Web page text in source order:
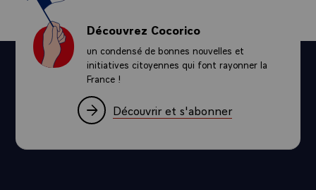
Découvrez Cocorico
un condensé de bonnes nouvelles et
initiatives citoyennes qui font rayonner la
France !
Découvrir et s'abonner